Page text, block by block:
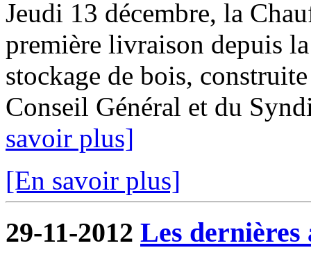
Jeudi 13 décembre, la
première livraison depuis
stockage de bois,
Conseil Général et du
savoir plus]
[En savoir plus]
29-11-2012 Les dernières